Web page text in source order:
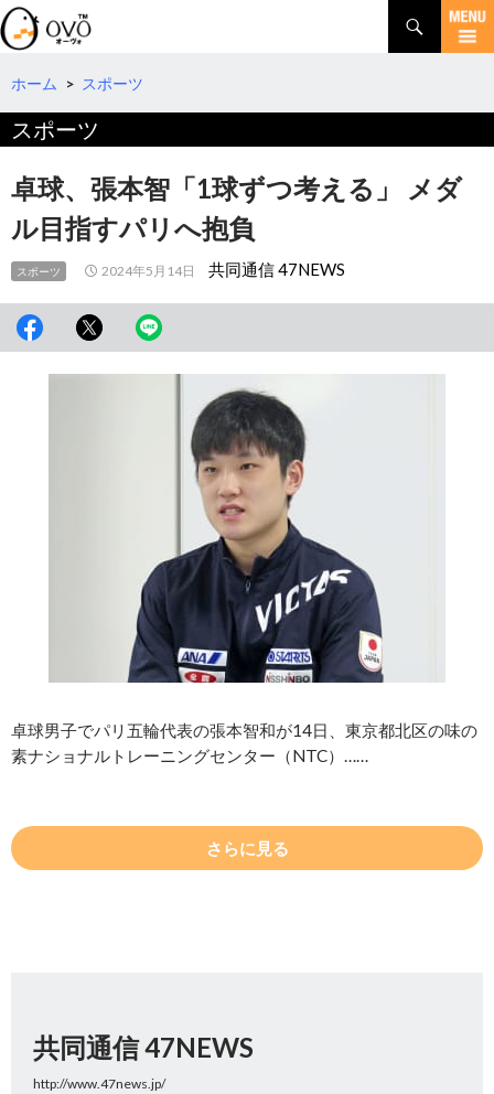
検
索
コ
テ
へ
動
ホーム > スポーツ
スポーツ
卓球、張本智「1球ずつ考える」 メダ
ル目指すパリへ抱負
スポーツ 2024年5月14日 共同通信 47NEWS
卓球男子でパリ五輪代表の張本智和が14日、東京都北区の味の
素ナショナルトレーニングセンター（NTC）……
さらに見る
共同通信 47NEWS
http://www.47news.jp/